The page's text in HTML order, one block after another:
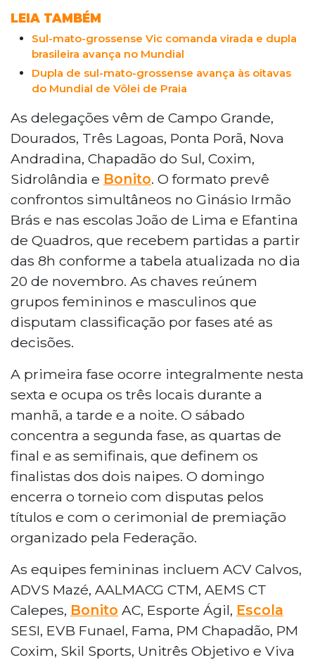
durante todo o dia. O torneio, que conta
com times femininos e masculinos, busca
selecionar atletas para competições
nacionais de 2026. A competição tem
apoio da SETESC e FUNDESPORTE, com
partidas programadas até domingo,
quando ocorrerão as finais e a premiação.
LEIA TAMBÉM
Sul-mato-grossense Vic comanda virada e dupla
brasileira avança no Mundial
Dupla de sul-mato-grossense avança às oitavas
do Mundial de Vôlei de Praia
As delegações vêm de Campo Grande,
Dourados, Três Lagoas, Ponta Porã, Nova
Andradina, Chapadão do Sul, Coxim,
Sidrolândia e Bonito. O formato prevê
confrontos simultâneos no Ginásio Irmão
Brás e nas escolas João de Lima e Efantina
de Quadros, que recebem partidas a partir
das 8h conforme a tabela atualizada no dia
20 de novembro. As chaves reúnem
grupos femininos e masculinos que
disputam classificação por fases até as
decisões.
A primeira fase ocorre integralmente nesta
sexta e ocupa os três locais durante a
manhã, a tarde e a noite. O sábado
concentra a segunda fase, as quartas de
final e as semifinais, que definem os
finalistas dos dois naipes. O domingo
encerra o torneio com disputas pelos
títulos e com o cerimonial de premiação
organizado pela Federação.
As equipes femininas incluem ACV Calvos,
ADVS Mazé, AALMACG CTM, AEMS CT
Calepes, Bonito AC, Esporte Ágil, Escola
SESI, EVB Funael, Fama, PM Chapadão, PM
Coxim, Skil Sports, Unitrês Objetivo e Viva